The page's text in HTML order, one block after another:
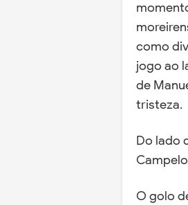
como
jogo ao
de
tristeza.
Do lado
O golo